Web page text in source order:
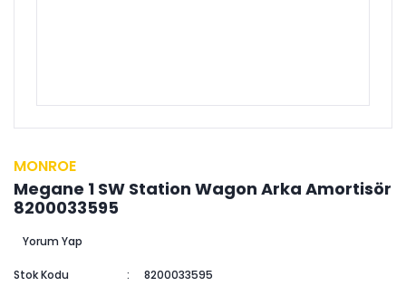
MONROE
Megane 1 SW Station Wagon Arka Amortisör
8200033595
Yorum Yap
Stok Kodu
8200033595